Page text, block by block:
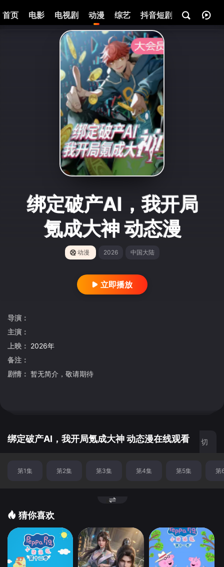
首页 电影 电视剧 动漫 综艺 抖音短剧 即将热映
绑定破产AI，我开局
氪成大神 动态漫
动漫 2026 中国大陆
立即播放
导演：
主演：
上映： 2026年
备注：
剧情： 暂无简介，敬请期待
绑定破产AI，我开局氪成大神 动态漫在线观看 切
第1集 第2集 第3集 第4集 第5集 第
猜你喜欢